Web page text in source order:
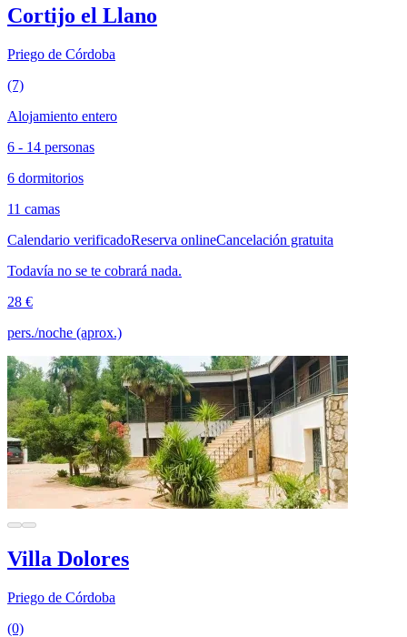
Cortijo el Llano
Priego de Córdoba
(7)
Alojamiento entero
6 - 14 personas
6 dormitorios
11 camas
Calendario verificadoReserva onlineCancelación gratuita
Todavía no se te cobrará nada.
28 €
pers./noche (aprox.)
Villa Dolores
Priego de Córdoba
(0)